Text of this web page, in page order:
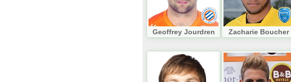
Geoffrey Jourdren Zacharie Boucher